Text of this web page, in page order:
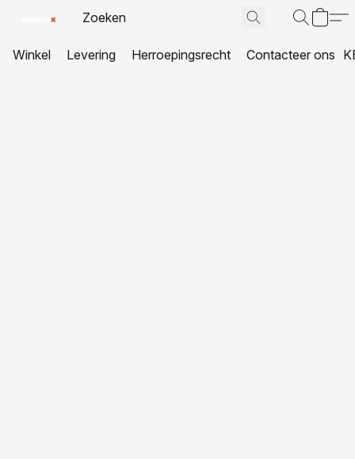
Winkel Levering Herroepingsrecht Contacteer ons